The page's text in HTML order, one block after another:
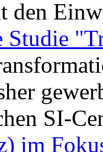
den
Studie
SI-
im